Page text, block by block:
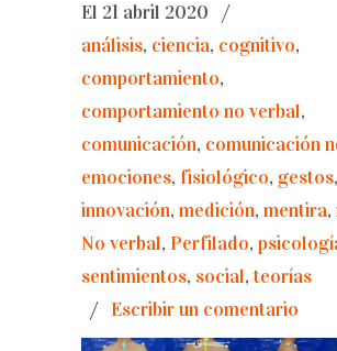
El 21 abril 2020
/
análisis, ciencia, cognitivo,
comportamiento,
comportamiento no verbal,
comunicación, comunicación
emociones, fisiológico, gestos,
innovación, medición, mentira,
No verbal, Perfilado,
sentimientos, social,teorías
/ Escribir un comentario